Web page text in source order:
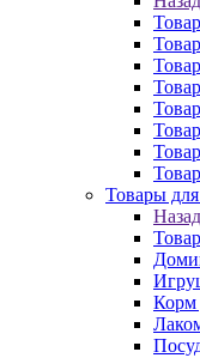
Товары
Назад
Корм